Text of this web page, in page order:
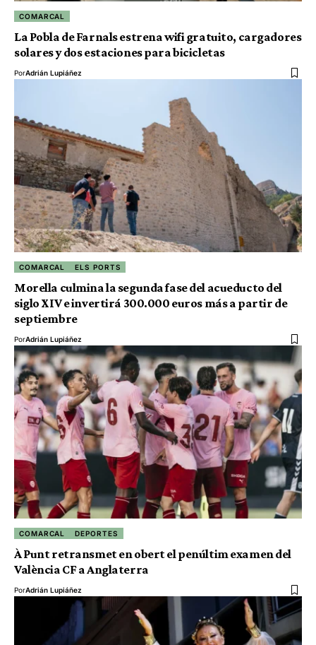
COMARCAL
La Pobla de Farnals estrena wifi gratuito, cargadores
solares y dos estaciones para bicicletas
PorAdrián Lupiáñez
COMARCAL ELS PORTS
Morella culmina la segunda fase del acueducto del
siglo XIV e invertirá 300.000 euros más a partir de
septiembre
PorAdrián Lupiáñez
COMARCAL DEPORTES
À Punt retransmet en obert el penúltim examen del
València CF a Anglaterra
PorAdrián Lupiáñez